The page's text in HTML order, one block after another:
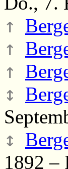
↑
↑
↑
↕
↕
1892 –